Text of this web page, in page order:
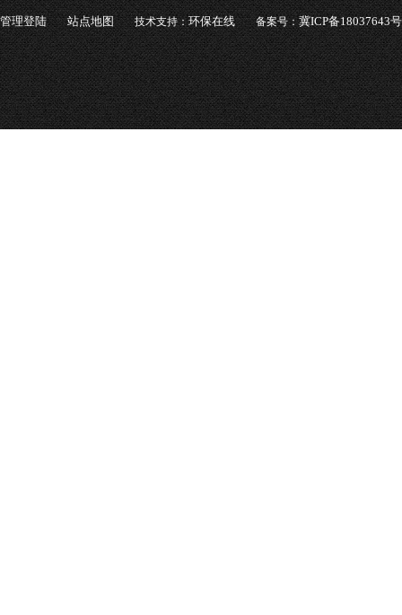
管理登陆 站点地图 技术支持：环保在线 备案号：冀ICP备18037643